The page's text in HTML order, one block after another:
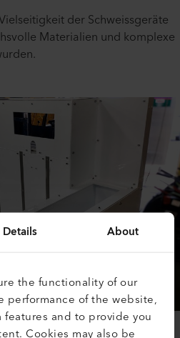
Details About
the functionality of our
performance of the website,
and to provide you
Cookies may also be
der Schweissgeräte
Materialien und komplexe